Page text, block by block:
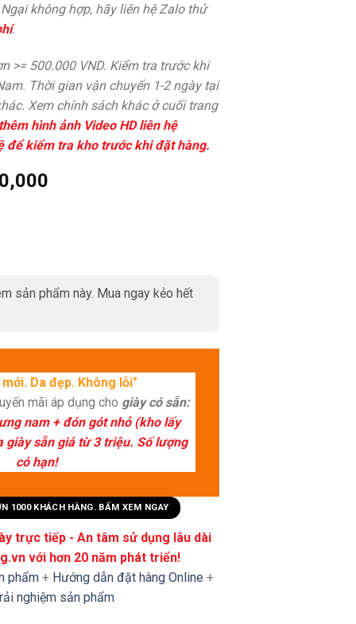
không hợp, hãy liên hệ Zalo thử
.
>= 500.000 VND. Kiểm tra trước khi
Thời gian vận chuyển 1-2 ngày tại
Xem chính sách khác ở cuối trang
hình ảnh Video HD liên hệ
để kiểm tra kho trước khi đặt hàng.
sản phẩm này. Mua ngay kẻo hết
Da đẹp. Không lỗi"
mãi áp dụng cho giày có sẵn:
nam + đón gót nhỏ (kho lấy
giày sẵn giá từ 3 triệu. Số lượng
có hạn!
1000 KHÁCH HÀNG. BẤM XEM NGAY
trực tiếp - An tâm sử dụng lâu dài
với hơn 20 năm phát triển!
phẩm+ Hướng dẫn đặt hàng Online +
nghiệm sản phẩm